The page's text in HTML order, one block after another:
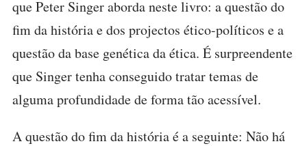
que Peter Singer aborda neste livro: a questão do
fim da história e dos projectos ético-políticos e a
questão da base genética da ética. É surpreendente
que Singer tenha conseguido tratar temas de
alguma profundidade de forma tão acessível.
A questão do fim da história é a seguinte: Não há